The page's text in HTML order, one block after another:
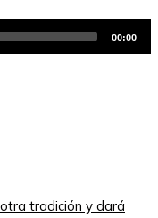
00:00
tradición y dará